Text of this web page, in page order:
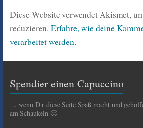
Diese Website verwendet Akismet,
reduzieren. Erfahre, wie deine
verarbeitet werden.
Spendier einen Capuccino
… wenn Dir diese Seite Spaß macht und
am Schaukeln 🙂